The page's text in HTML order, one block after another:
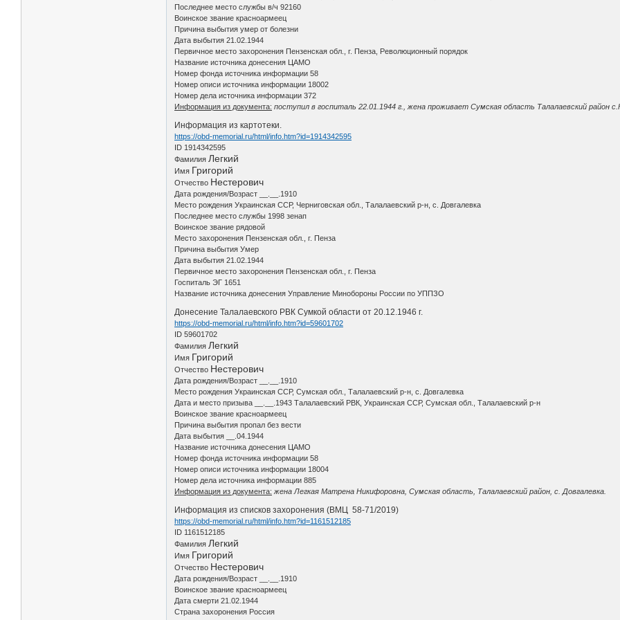
Последнее место службы в/ч 92160
Воинское звание красноармеец
Причина выбытия умер от болезни
Дата выбытия 21.02.1944
Первичное место захоронения Пензенская обл., г. Пенза, Революционный порядок
Название источника донесения ЦАМО
Номер фонда источника информации 58
Номер описи источника информации 18002
Номер дела источника информации 372
Информация из документа: поступил в госпиталь 22.01.1944 г., жена проживает Сумская область Талалаевский район
Информация из картотеки.
https://obd-memorial.ru/html/info.htm?id=1914342595
ID 1914342595
Фамилия Легкий
Имя Григорий
Отчество Нестерович
Дата рождения/Возраст __.__.1910
Место рождения Украинская ССР, Черниговская обл., Талалаевский р-н, с. Довгалевка
Последнее место службы 1998 зенап
Воинское звание рядовой
Место захоронения Пензенская обл., г. Пенза
Причина выбытия Умер
Дата выбытия 21.02.1944
Первичное место захоронения Пензенская обл., г. Пенза
Госпиталь ЭГ 1651
Название источника донесения Управление Минобороны России по УППЗО
Донесение Талалаевского РВК Сумкой области от 20.12.1946 г.
https://obd-memorial.ru/html/info.htm?id=59601702
ID 59601702
Фамилия Легкий
Имя Григорий
Отчество Нестерович
Дата рождения/Возраст __.__.1910
Место рождения Украинская ССР, Сумская обл., Талалаевский р-н, с. Довгалевка
Дата и место призыва __.__.1943 Талалаевский РВК, Украинская ССР, Сумская обл., Талалаевский р-н
Воинское звание красноармеец
Причина выбытия пропал без вести
Дата выбытия __.04.1944
Название источника донесения ЦАМО
Номер фонда источника информации 58
Номер описи источника информации 18004
Номер дела источника информации 885
Информация из документа: жена Легкая Матрена Никифоровна, Сумская область, Талалаевский район, с. Довгалевка.
Информация из списков захоронения (ВМЦ 58-71/2019)
https://obd-memorial.ru/html/info.htm?id=1161512185
ID 1161512185
Фамилия Легкий
Имя Григорий
Отчество Нестерович
Дата рождения/Возраст __.__.1910
Воинское звание красноармеец
Дата смерти 21.02.1944
Страна захоронения Россия